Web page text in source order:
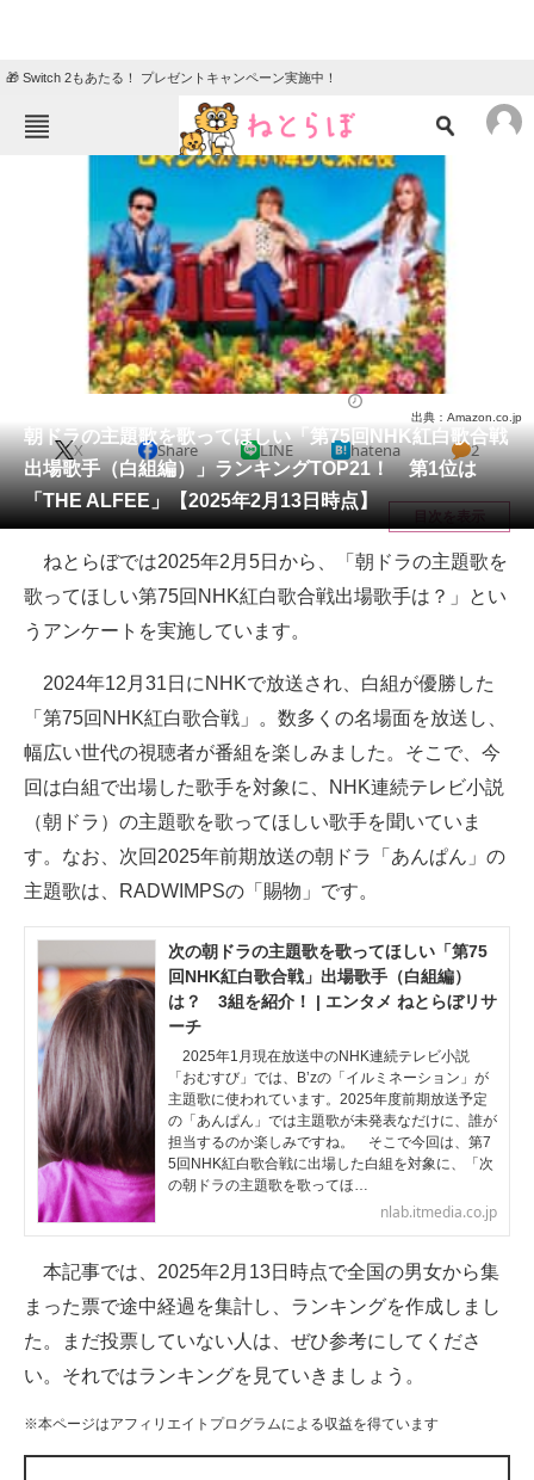
🎁 Switch 2もあたる！ プレゼントキャンペーン実施中！
ねとらぼメニュー
ニュース
クイズ
地域
教育・育児
リサーチ
会員記事
メディア
注目記事を集めた総合ページ
ITの今と未来を見通す
スマホと通信の最新トレンド
進化するPCとデバイスの未来
好きが集まる 比べて選べる
ビジネスと働き方のヒント
企業ITのトレンドを詳説
経営リーダーのコミュニティ
マーケ×ITの今がよく分かる
ITエンジニア向け専門サイト
企業向けIT製品の総合サイト
IT製品の技術・比較・事例
製造業のIT導入・活用を支援
エレクトロニクス専門サイト
電子設計の基本と応用
建設×テクノロジーの最前線
朝ドラの主題歌を歌ってほしい「第75回NHK紅白歌合戦
出場歌手（白組編）」ランキングTOP21！ 第1位は
「THE ALFEE」【2025年2月13日時点】
出典：Amazon.co.jp
X Share LINE hatena 2
目次を表示
ねとらぼでは2025年2月5日から、「朝ドラの主題歌を
歌ってほしい第75回NHK紅白歌合戦出場歌手は？」とい
うアンケートを実施しています。
2024年12月31日にNHKで放送され、白組が優勝した
「第75回NHK紅白歌合戦」。数多くの名場面を放送し、
幅広い世代の視聴者が番組を楽しみました。そこで、今
回は白組で出場した歌手を対象に、NHK連続テレビ小説
（朝ドラ）の主題歌を歌ってほしい歌手を聞いていま
す。なお、次回2025年前期放送の朝ドラ「あんぱん」の
主題歌は、RADWIMPSの「賜物」です。
次の朝ドラの主題歌を歌ってほしい「第75
回NHK紅白歌合戦」出場歌手（白組編）
は？ 3組を紹介！ | エンタメ ねとらぼリサ
ーチ
2025年1月現在放送中のNHK連続テレビ小説
「おむすび」では、B’zの「イルミネーション」が
主題歌に使われています。2025年度前期放送予定
の「あんぱん」では主題歌が未発表なだけに、誰が
担当するのか楽しみですね。 そこで今回は、第7
5回NHK紅白歌合戦に出場した白組を対象に、「次
の朝ドラの主題歌を歌ってほ…
nlab.itmedia.co.jp
本記事では、2025年2月13日時点で全国の男女から集
まった票で途中経過を集計し、ランキングを作成しまし
た。まだ投票していない人は、ぜひ参考にしてくださ
い。それではランキングを見ていきましょう。
※本ページはアフィリエイトプログラムによる収益を得ています